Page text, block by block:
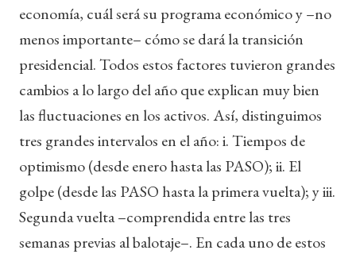
economía, cuál será su programa económico y –no
menos importante– cómo se dará la transición
presidencial. Todos estos factores tuvieron grandes
cambios a lo largo del año que explican muy bien
las fluctuaciones en los activos. Así, distinguimos
tres grandes intervalos en el año: i. Tiempos de
optimismo (desde enero hasta las PASO); ii. El
golpe (desde las PASO hasta la primera vuelta); y iii.
Segunda vuelta –comprendida entre las tres
semanas previas al balotaje–. En cada uno de estos